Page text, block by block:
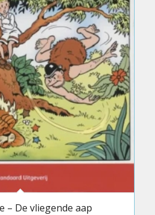
– De vliegende aap